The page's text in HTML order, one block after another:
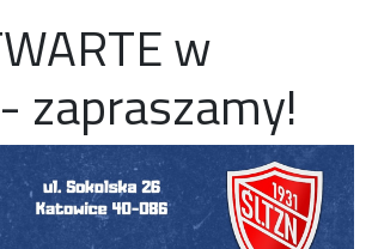
w
zapraszamy!